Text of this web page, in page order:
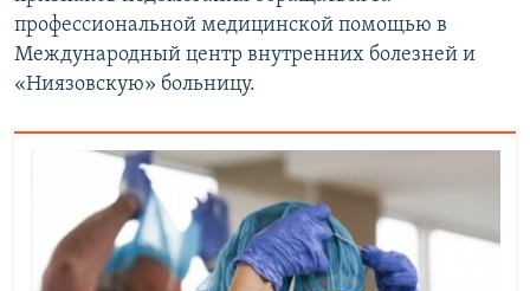
профессиональной медицинской помощью в
Международный центр внутренних болезней и
«Ниязовскую» больницу.